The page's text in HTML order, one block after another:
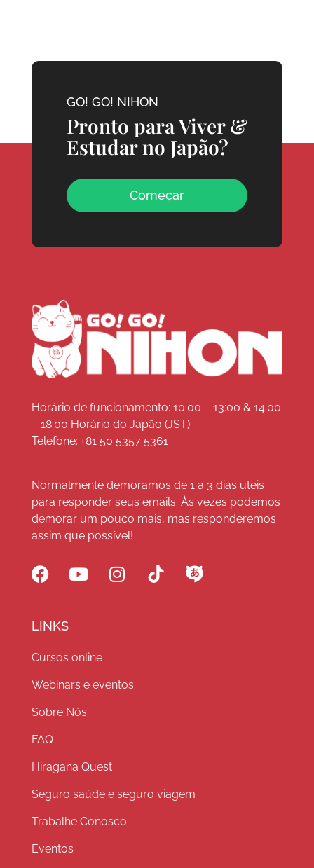
GO! GO! NIHON
Pronto para Viver &
Estudar no Japão?
Começar
Horário de funcionamento: 10:00 – 13:00 & 14:00
– 18:00 Horário do Japão (JST)
Telefone: +81 50 5357 5361
Normalmente demoramos de 1 a 3 dias uteis
para responder seus emails. Às vezes podemos
demorar um pouco mais, mas responderemos
assim que possível!
LINKS
Cursos online
Webinars e eventos
Sobre Nós
FAQ
Hiragana Quest
Seguro saúde e seguro viagem
Trabalhe Conosco
Eventos